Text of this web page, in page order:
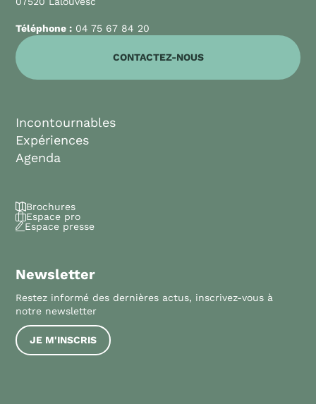
Téléphone : 04 75 67 84 20
CONTACTEZ-NOUS
Incontournables
Expériences
Agenda
Brochures
Espace pro
Espace presse
Newsletter
Restez informé des dernières actus, inscrivez-vous à
notre newsletter
JE M'INSCRIS